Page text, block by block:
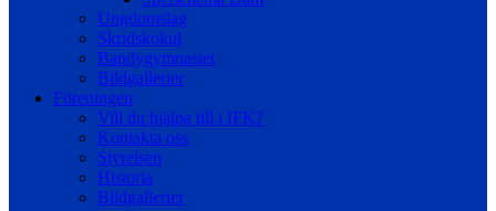
Ungdomslag
Skridskokul
Bandygymnasiet
Bildgallerier
Föreningen
Vill du hjälpa till i IFK?
Kontakta oss
Styrelsen
Historia
Bildgallerier